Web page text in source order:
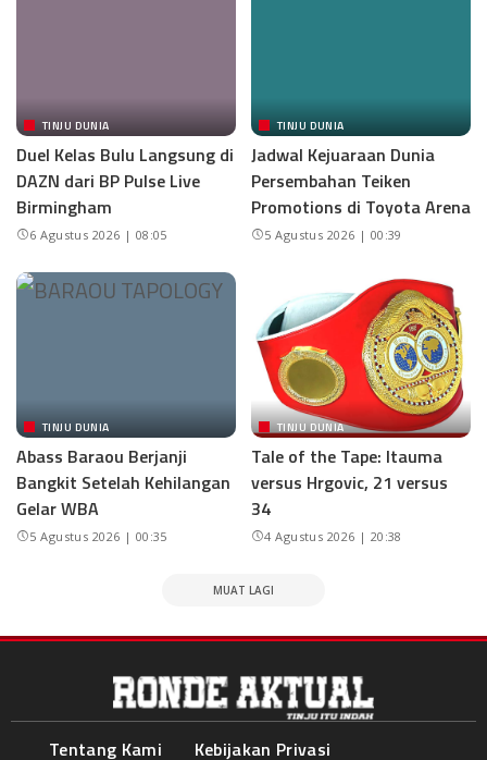
TINJU DUNIA
Duel Kelas Bulu Langsung di
DAZN dari BP Pulse Live
Birmingham
6 Agustus 2026 | 08:05
TINJU DUNIA
Jadwal Kejuaraan Dunia
Persembahan Teiken
Promotions di Toyota Arena
5 Agustus 2026 | 00:39
TINJU DUNIA
Abass Baraou Berjanji
Bangkit Setelah Kehilangan
Gelar WBA
5 Agustus 2026 | 00:35
TINJU DUNIA
Tale of the Tape: Itauma
versus Hrgovic, 21 versus
34
4 Agustus 2026 | 20:38
MUAT LAGI
Tentang Kami Kebijakan Privasi